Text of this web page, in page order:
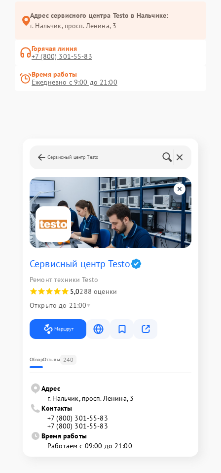
Адрес сервисного центра Testo в Нальчике:
г. Нальчик, просп. Ленина, 3
Горячая линия
+7 (800) 301-55-83
Время работы
Ежедневно с 9:00 до 21:00
Сервисный центр Testo
Сервисный центр Testo
Ремонт техники Testo
5,0288 оценки
Открыто до 21:00
Маршрут
ОбзорОтзывы 240
Адрес
г. Нальчик, просп. Ленина, 3
Контакты
+7 (800) 301-55-83
+7 (800) 301-55-83
Время работы
Работаем с 09:00 до 21:00